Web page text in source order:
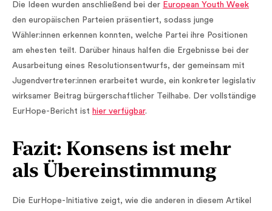
Die Ideen wurden anschließend bei der European Youth Week
den europäischen Parteien präsentiert, sodass junge
Wähler:innen erkennen konnten, welche Partei ihre Positionen
am ehesten teilt. Darüber hinaus halfen die Ergebnisse bei der
Ausarbeitung eines Resolutionsentwurfs, der gemeinsam mit
Jugendvertreter:innen erarbeitet wurde, ein konkreter legislativ
wirksamer Beitrag bürgerschaftlicher Teilhabe. Der vollständige
EurHope-Bericht ist hier verfügbar.
Fazit: Konsens ist mehr
als Übereinstimmung
Die EurHope-Initiative zeigt, wie die anderen in diesem Artikel